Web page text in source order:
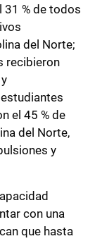
% de todos
del Norte;
recibieron
el 45 % de
del Norte,
y
con una
que hasta